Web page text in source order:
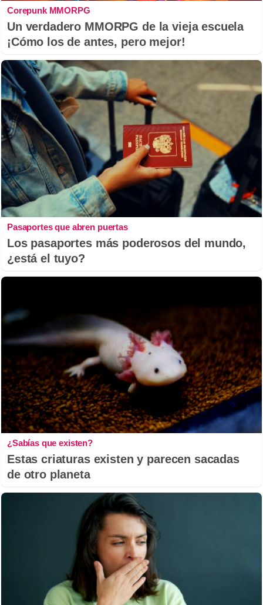
Corepunk MMORPG
Un verdadero MMORPG de la vieja escuela
¡Cómo los de antes, pero mejor!
Pasaportes que abren puertas
Los pasaportes más poderosos del mundo,
¿está el tuyo?
¿Sabías que existen?
Estas criaturas existen y parecen sacadas
de otro planeta